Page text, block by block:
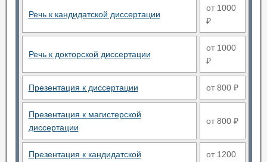
Речь к кандидатской диссертации
от 1000
₽
Речь к докторской диссертации
от 1000
₽
Презентация к диссертации от 800 ₽
Презентация к магистерской
диссертации
от 800 ₽
Презентация к кандидатской
от 1200